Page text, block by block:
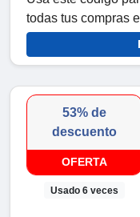
todas tus compras
53% de
descuento
OFERTA
Usado 6 veces